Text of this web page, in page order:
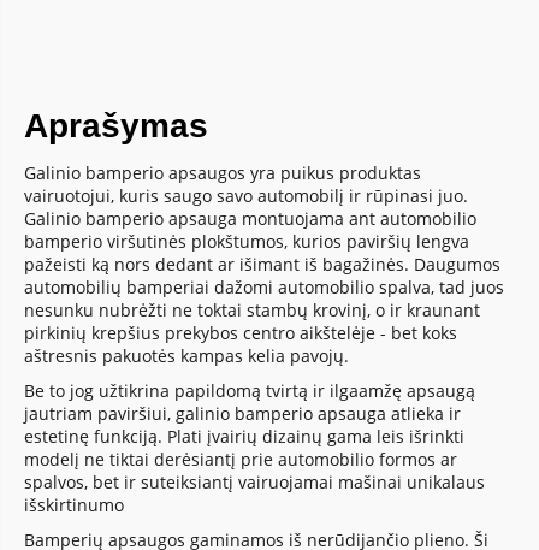
Aprašymas
Galinio bamperio apsaugos yra puikus produktas
vairuotojui, kuris saugo savo automobilį ir rūpinasi juo.
Galinio bamperio apsauga montuojama ant automobilio
bamperio viršutinės plokštumos, kurios paviršių lengva
pažeisti ką nors dedant ar išimant iš bagažinės. Daugumos
automobilių bamperiai dažomi automobilio spalva, tad juos
nesunku nubrėžti ne toktai stambų krovinį, o ir kraunant
pirkinių krepšius prekybos centro aikštelėje - bet koks
aštresnis pakuotės kampas kelia pavojų.
Be to jog užtikrina papildomą tvirtą ir ilgaamžę apsaugą
jautriam paviršiui, galinio bamperio apsauga atlieka ir
estetinę funkciją. Plati įvairių dizainų gama leis išrinkti
modelį ne tiktai derėsiantį prie automobilio formos ar
spalvos, bet ir suteiksiantį vairuojamai mašinai unikalaus
išskirtinumo
Bamperių apsaugos gaminamos iš nerūdijančio plieno. Ši